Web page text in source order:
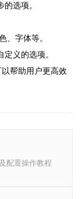
选项。
、字体等。
义的选项。
帮助用户更高效
配置操作教程